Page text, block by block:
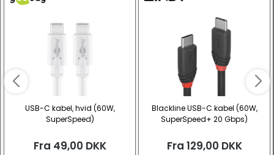
USB-C kabel, hvid (60W,
SuperSpeed)
Fra 49,00 DKK
Blackline USB-C kabel (60W,
SuperSpeed+ 20 Gbps)
Fra 129,00 DKK